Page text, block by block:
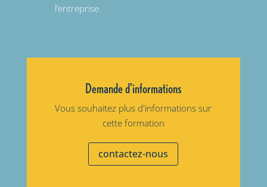
l’entreprise.
Demande d'informations
Vous souhaitez plus d'informations sur
cette formation
contactez-nous